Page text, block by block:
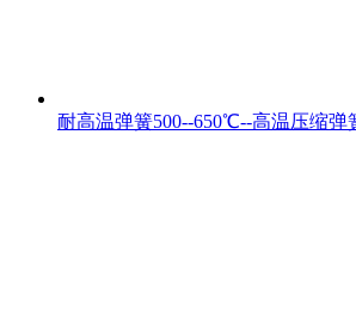
耐高温弹簧500--650℃--高温压缩弹